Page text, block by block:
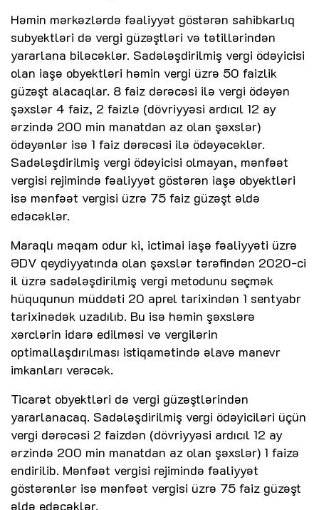
Həmin mərkəzlərdə fəaliyyət göstərən sahibkarlıq
subyektləri də vergi güzəştləri və tətillərindən
yararlana biləcəklər. Sadələşdirilmiş vergi ödəyicisi
olan iaşə obyektləri həmin vergi üzrə 50 faizlik
güzəşt alacaqlar. 8 faiz dərəcəsi ilə vergi ödəyən
şəxslər 4 faiz, 2 faizlə (dövriyyəsi ardıcıl 12 ay
ərzində 200 min manatdan az olan şəxslər)
ödəyənlər isə 1 faiz dərəcəsi ilə ödəyəcəklər.
Sadələşdirilmiş vergi ödəyicisi olmayan, mənfəət
vergisi rejimində fəaliyyət göstərən iaşə obyektləri
isə mənfəət vergisi üzrə 75 faiz güzəşt əldə
edəcəklər.
Maraqlı məqam odur ki, ictimai iaşə fəaliyyəti üzrə
ƏDV qeydiyyatında olan şəxslər tərəfindən 2020-ci
il üzrə sadələşdirilmiş vergi metodunu seçmək
hüququnun müddəti 20 aprel tarixindən 1 sentyabr
tarixinədək uzadılıb. Bu isə həmin şəxslərə
xərclərin idarə edilməsi və vergilərin
optimallaşdırılması istiqamətində əlavə manevr
imkanları verəcək.
Ticarət obyektləri də vergi güzəştlərindən
yararlanacaq. Sadələşdirilmiş vergi ödəyiciləri üçün
vergi dərəcəsi 2 faizdən (dövriyyəsi ardıcıl 12 ay
ərzində 200 min manatdan az olan şəxslər) 1 faizə
endirilib. Mənfəət vergisi rejimində fəaliyyət
göstərənlər isə mənfəət vergisi üzrə 75 faiz güzəşt
əldə edəcəklər.